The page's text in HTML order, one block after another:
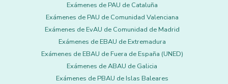
Exámenes de PAU de Cataluña
Exámenes de PAU de Comunidad Valenciana
Exámenes de EvAU de Comunidad de Madrid
Exámenes de EBAU de Extremadura
Exámenes de EBAU de Fuera de España (UNED)
Exámenes de ABAU de Galicia
Exámenes de PBAU de Islas Baleares